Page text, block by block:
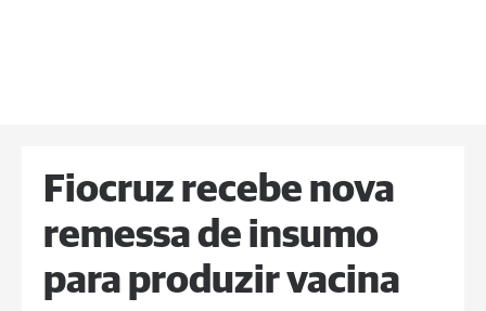
Fiocruz recebe nova
remessa de insumo
para produzir vacina